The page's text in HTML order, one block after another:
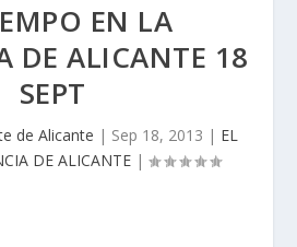
EN LA
DE ALICANTE 18
SEPT
de Alicante | Sep 18, 2013 | EL
DE ALICANTE |